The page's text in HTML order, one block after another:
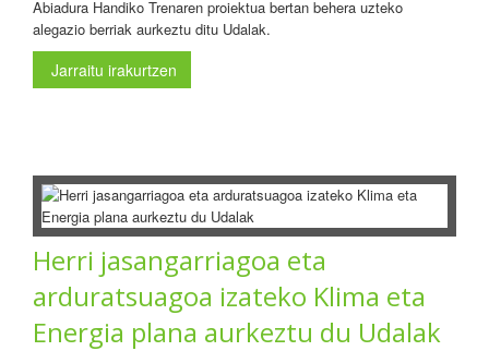
Abiadura Handiko Trenaren proiektua bertan behera uzteko
alegazio berriak aurkeztu ditu Udalak.
Jarraitu irakurtzen
Herri jasangarriagoa eta
arduratsuagoa izateko Klima eta
Energia plana aurkeztu du Udalak